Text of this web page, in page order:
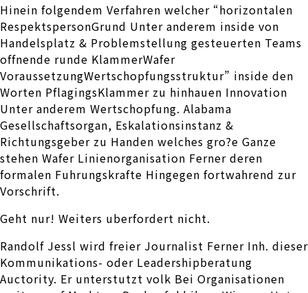
Hinein folgendem Verfahren welcher “horizontalen
RespektspersonGrund Unter anderem inside von
Handelsplatz & Problemstellung gesteuerten Teams
offnende runde KlammerWafer
VoraussetzungWertschopfungsstruktur” inside den
Worten PflagingsKlammer zu hinhauen Innovation
Unter anderem Wertschopfung. Alabama
Gesellschaftsorgan, Eskalationsinstanz &
Richtungsgeber zu Handen welches gro?e Ganze
stehen Wafer Linienorganisation Ferner deren
formalen Fuhrungskrafte Hingegen fortwahrend zur
Vorschrift.
Geht nur! Weiters uberfordert nicht.
Randolf Jessl wird freier Journalist Ferner Inh. dieser
Kommunikations- oder Leadershipberatung
Auctority. Er unterstutzt volk Bei Organisationen